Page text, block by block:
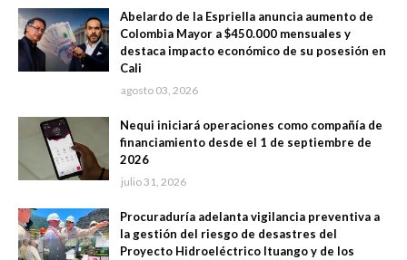
Abelardo de la Espriella anuncia aumento de
Colombia Mayor a $450.000 mensuales y
destaca impacto económico de su posesión en
Cali
agosto 03, 2026
Nequi iniciará operaciones como compañía de
financiamiento desde el 1 de septiembre de
2026
julio 31, 2026
Procuraduría adelanta vigilancia preventiva a
la gestión del riesgo de desastres del
Proyecto Hidroeléctrico Ituango y de los